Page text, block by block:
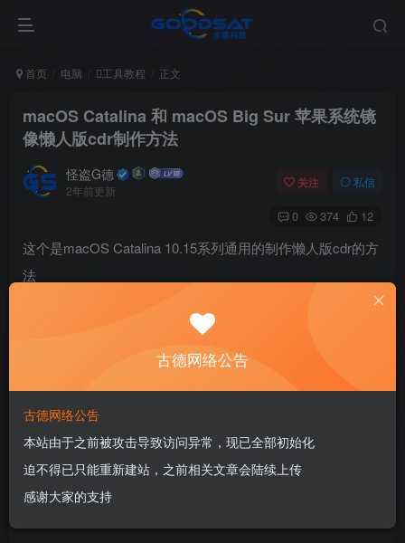
首页 电脑 工具教程 正文
macOS Catalina 和 macOS Big Sur 苹果系统镜
像懒人版cdr制作方法
怪盗G德
2年前更新
关注 私信
0 374 12
这个是macOS Catalina 10.15系列通用的制作懒人版cdr的方
法
首先你需要去苹果的应用商店中下载安装系统的完整版
下载完成后，在应用程序中有安装的app，如图
古德网络公告
古德网络公告
本站由于之前被攻击导致访问异常，现已全部初始化
迫不得已只能重新建站，之前相关文章会陆续上传
感谢大家的支持